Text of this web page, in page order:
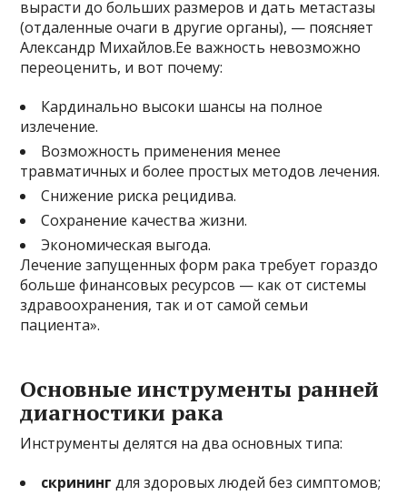
вырасти до больших размеров и дать метастазы
(отдаленные очаги в другие органы), — поясняет
Александр Михайлов.Ее важность невозможно
переоценить, и вот почему:
Кардинально высоки шансы на полное
излечение.
Возможность применения менее
травматичных и более простых методов лечения.
Снижение риска рецидива.
Сохранение качества жизни.
Экономическая выгода.
Лечение запущенных форм рака требует гораздо
больше финансовых ресурсов — как от системы
здравоохранения, так и от самой семьи
пациента».
Основные инструменты ранней
диагностики рака
Инструменты делятся на два основных типа:
скрининг для здоровых людей без симптомов;